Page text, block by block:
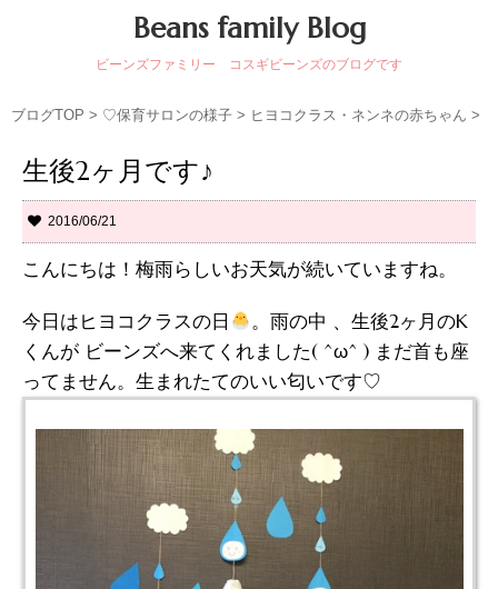
Beans family Blog
ビーンズファミリー コスギビーンズのブログです
ブログTOP > ♡保育サロンの様子 > ヒヨコクラス・ネンネの赤ちゃん >
生後2ヶ月です♪
2016/06/21
こんにちは！梅雨らしいお天気が続いていますね。
今日はヒヨコクラスの日
。雨の中 、生後2ヶ月のK
くんが ビーンズへ来てくれました( ^ω^ ) まだ首も座
ってません。生まれたてのいい匂いです♡